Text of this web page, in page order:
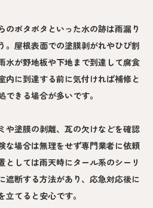
のポタポタといった水の跡は雨漏り
。屋根表面での塗膜剥がれやひび割
水が野地板や下地まで到達して腐食
内に到達する前に気付ければ補修と
きる場合が多いです。
や塗膜の剥離、瓦の欠けなどを確認
な場合は無理をせず専門業者に依頼
としては雨天時にタール系のシーリ
遮断する方法があり、応急対応後に
てると安心です。